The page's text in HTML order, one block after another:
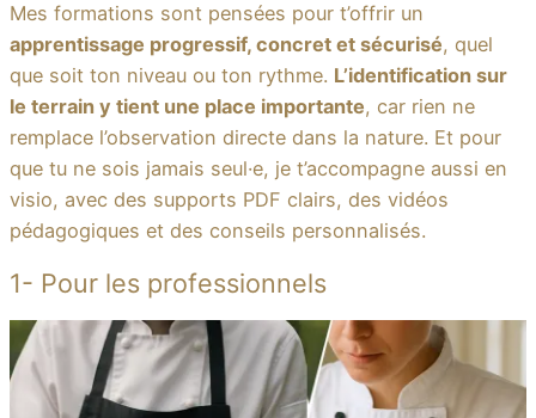
Mes formations sont pensées pour t’offrir un
apprentissage progressif, concret et sécurisé, quel
que soit ton niveau ou ton rythme. L’identification sur
le terrain y tient une place importante, car rien ne
remplace l’observation directe dans la nature. Et pour
que tu ne sois jamais seul·e, je t’accompagne aussi en
visio, avec des supports PDF clairs, des vidéos
pédagogiques et des conseils personnalisés.
1- Pour les professionnels